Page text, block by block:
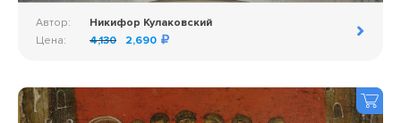
Автор:
Никифор Кулаковский
Цена:
4,130 2,690